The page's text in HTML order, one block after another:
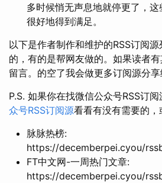
多时候悄无声息地就停更了，
很好地得到满足。
以下是作者制作和维护的RSS订阅
的，有的是帮网友做的。如果读者
留言。的空了我会做更多订阅源分享
P.S. 如果你在找微信公众号RSS订
众号RSS订阅源看看有没有需要的，
脉脉热榜:
https://decemberpei.cyou/
FT中文网-一周热门文章:
https://decemberpei.cyou/